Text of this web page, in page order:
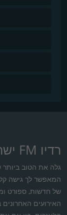
רדיו FM ישראל
גלה את הטוב ביותר
של חדשות, ספורט
האירועים